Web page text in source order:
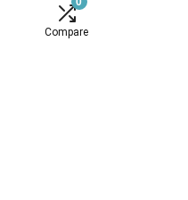
Compare
Winkel